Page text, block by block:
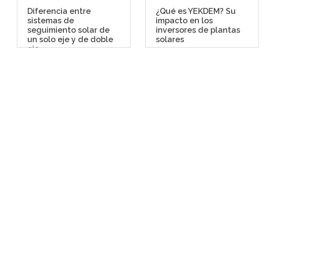
Diferencia entre
sistemas de
seguimiento solar de
un solo eje y de doble
eje
¿Qué es YEKDEM? Su
impacto en los
inversores de plantas
solares